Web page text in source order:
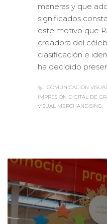
maneras y que
significados
este motivo que
creadora del
clasificación e
ha decidido
COMUNICACIÓN
IMPRESIÓN DIGITAL DE
VISUAL MERCHANDISING